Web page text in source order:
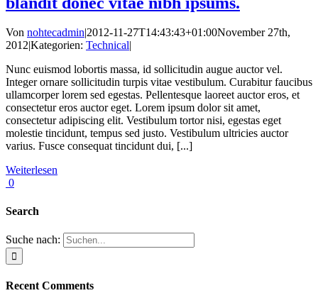
Von nohtecadmin|2012-11-27T14:43:43+01:00November 27th,
2012|Kategorien: Technical|
Nunc euismod lobortis massa, id sollicitudin augue auctor vel.
Integer ornare sollicitudin turpis vitae vestibulum. Curabitur faucibus
ullamcorper lorem sed egestas. Pellentesque laoreet auctor eros, et
consectetur eros auctor eget. Lorem ipsum dolor sit amet,
consectetur adipiscing elit. Vestibulum tortor nisi, egestas eget
molestie tincidunt, tempus sed justo. Vestibulum ultricies auctor
varius. Fusce consequat tincidunt dui, [...]
Weiterlesen
0
Search
Suche nach:
Recent Comments